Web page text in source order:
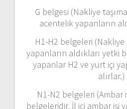
G belgesi (Nakliye
acentelik yapanların
H1-H2 belgeleri
yapanların aldıkları yetki
yapanlar H2 ve yurt içi
alırlar.)
N1-N2 belgeleri (Ambar
belgeleridir. İl içi ambar işi